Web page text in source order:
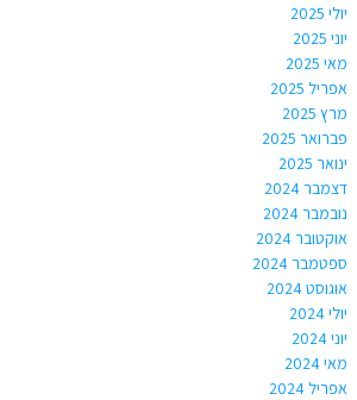
יולי 2025
יוני 2025
מאי 2025
אפריל 2025
מרץ 2025
פברואר 2025
ינואר 2025
דצמבר 2024
נובמבר 2024
אוקטובר 2024
ספטמבר 2024
אוגוסט 2024
יולי 2024
יוני 2024
מאי 2024
אפריל 2024